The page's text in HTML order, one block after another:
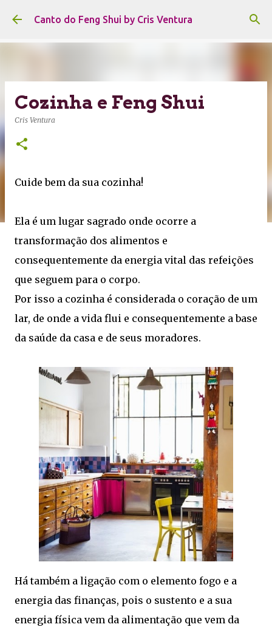
Pular para o conteúdo principal
Canto do Feng Shui by Cris Ventura
Cozinha e Feng Shui
Cris Ventura
Cuide bem da sua cozinha!
Ela é um lugar sagrado onde ocorre a
transformação dos alimentos e
consequentemente da energia vital das refeições
que seguem para o corpo.
Por isso a cozinha é considerada o coração de um
lar, de onde a vida flui e consequentemente a base
da saúde da casa e de seus moradores.
Há também a ligação com o elemento fogo e a
energia das finanças, pois o sustento e a sua
energia física vem da alimentação que vem da